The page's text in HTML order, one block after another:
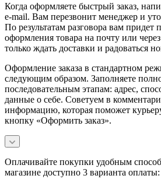
Когда оформляете быстрый заказ,
e-mail. Вам перезвонит менеджер и
По результатам разговора вам придет
оформления товара на почту или
только ждать доставки и радоваться
Оформление заказа в стандартном
следующим образом. Заполняете
последовательным этапам: адрес,
данные о себе. Советуем в
информацию, которая поможет
кнопку «Оформить заказ».
Оплачивайте покупки удобным
магазине доступно 3 варианта оплаты: